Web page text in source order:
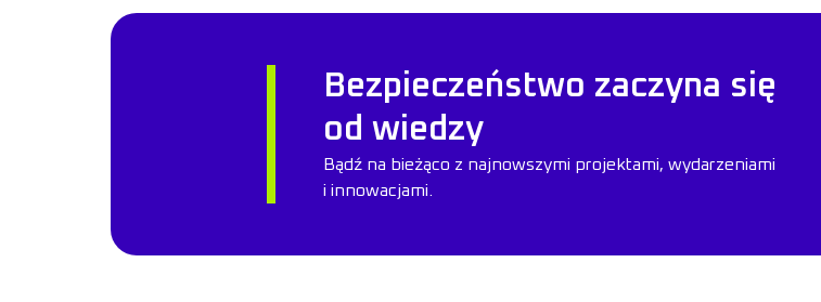
Bezpieczeństwo zaczyna się
od wiedzy
Bądź na bieżąco z najnowszymi projektami, wydarzeniami
i innowacjami.